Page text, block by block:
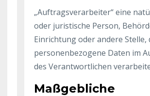
„Auftragsverarbeiter“ eine
oder juristische Person,
Einrichtung oder andere Stelle,
personenbezogene Daten im
des Verantwortlichen
Maßgebliche